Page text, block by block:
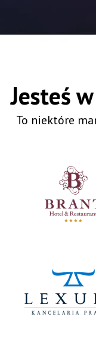
Jesteś
To niektóre